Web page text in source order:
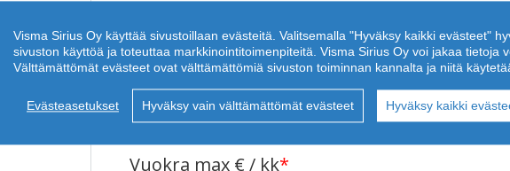
Visma Sirius Oy käyttää sivustoillaan evästeitä. Valitsemalla "Hyväksy kaikki evästeet"
sivuston käyttöä ja toteuttaa markkinointitoimenpiteitä. Visma Sirius Oy voi jakaa
Välttämättömät evästeet ovat välttämättömiä sivuston toiminnan kannalta ja niitä
Evästeasetukset Hyväksy vain välttämättömät evästeet Hyväksy kaikki
Min m Max m
Vuokra max € / kk*